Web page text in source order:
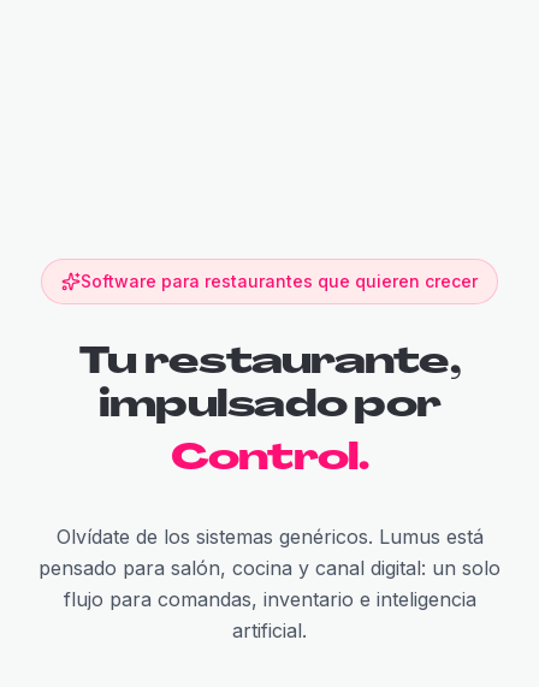
Software para restaurantes que quieren crecer
Tu restaurante,
impulsado por
Control.
Olvídate de los sistemas genéricos. Lumus está
pensado para salón, cocina y canal digital: un solo
flujo para comandas, inventario e inteligencia
artificial.